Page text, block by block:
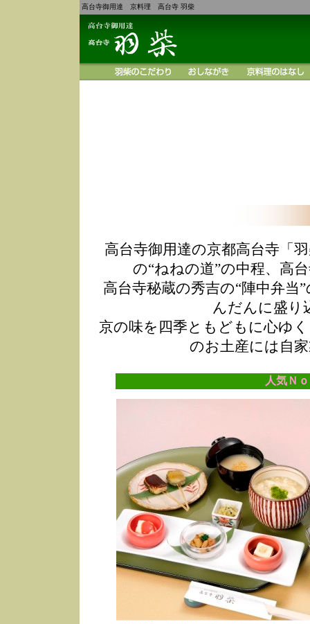
高台寺御用達 京料理 高台寺 羽柴
高台寺御用達の京都高台寺「
の“ねねの道”の中程、高
高台寺秘蔵の秀吉の“陣中弁
んだんに盛り
京の味を四季ともどもに心ゆ
のお土産には自
人気Ｎ